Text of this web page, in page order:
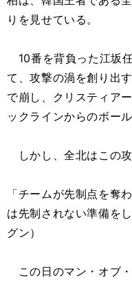
りを見せている。
10番を背負った江坂
て、攻撃の渦を創り出
で崩し、クリスティア
ックラインからのボー
しかし、全北はこの攻
「チームが先制点を奪
は先制されない準備を
グン）
この日のマン・オブ